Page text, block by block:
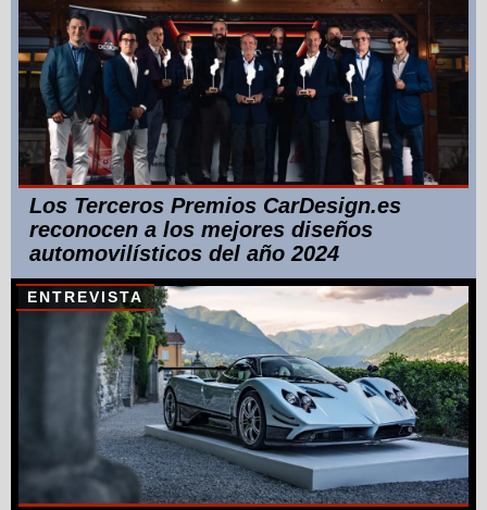
Los Terceros Premios CarDesign.es
reconocen a los mejores diseños
automovilísticos del año 2024
ENTREVISTA